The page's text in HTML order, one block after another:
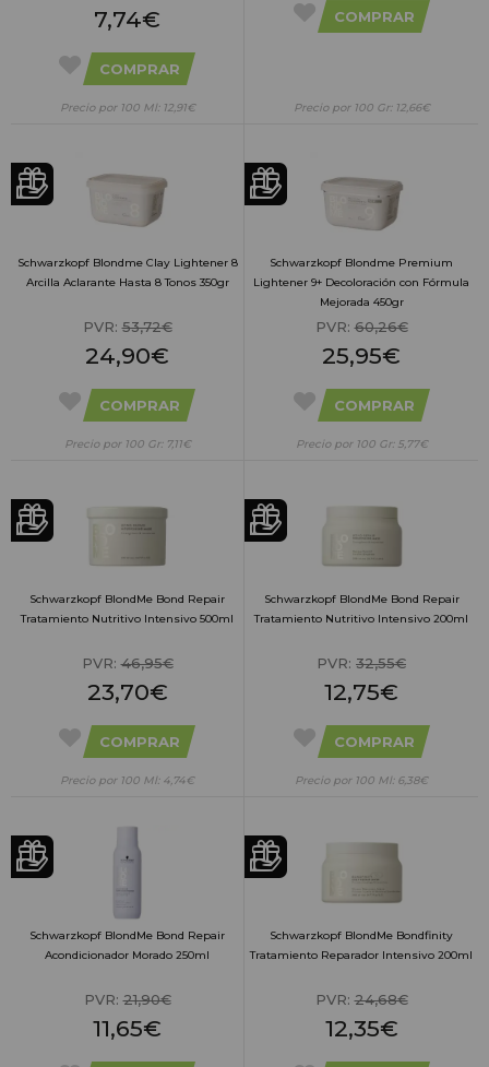
7,74€
COMPRAR
Precio por 100 Ml: 12,91€
COMPRAR
Precio por 100 Gr: 12,66€
Schwarzkopf Blondme Clay Lightener 8
Arcilla Aclarante Hasta 8 Tonos 350gr
PVR:53,72€
24,90€
COMPRAR
Precio por 100 Gr: 7,11€
Schwarzkopf Blondme Premium
Lightener 9+ Decoloración con Fórmula
Mejorada 450gr
PVR:60,26€
25,95€
COMPRAR
Precio por 100 Gr: 5,77€
Schwarzkopf BlondMe Bond Repair
Tratamiento Nutritivo Intensivo 500ml
PVR:46,95€
23,70€
COMPRAR
Precio por 100 Ml: 4,74€
Schwarzkopf BlondMe Bond Repair
Tratamiento Nutritivo Intensivo 200ml
PVR: 32,55€
12,75€
COMPRAR
Precio por 100 Ml: 6,38€
Schwarzkopf BlondMe Bond Repair
Acondicionador Morado 250ml
PVR:21,90€
11,65€
Schwarzkopf BlondMe Bondfinity
Tratamiento Reparador Intensivo 200ml
PVR:24,68€
12,35€